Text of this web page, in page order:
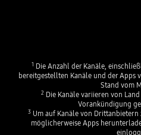
1 Die Anzahl der Kanäle,
bereitgestellten Kanäle und der
Stand vom
2 Die Kanäle variieren von
Vorankündigung
3 Um auf Kanäle von
möglicherweise Apps